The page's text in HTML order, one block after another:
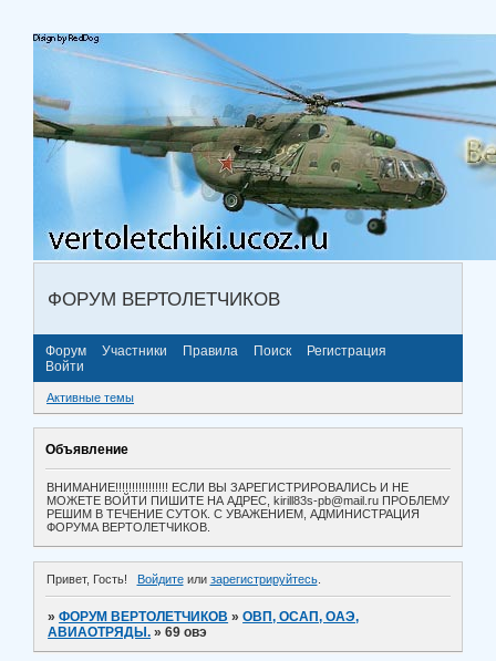
ФОРУМ ВЕРТОЛЕТЧИКОВ
Форум Участники Правила Поиск
Регистрация
Войти
Активные темы
Объявление
ВНИМАНИЕ!!!!!!!!!!!!!!!! ЕСЛИ ВЫ ЗАРЕГИСТРИРОВАЛИСЬ И НЕ
МОЖЕТЕ ВОЙТИ ПИШИТЕ НА АДРЕС, kirill83s-pb@mail.ru ПРОБЛЕМУ
РЕШИМ В ТЕЧЕНИЕ СУТОК. С УВАЖЕНИЕМ, АДМИНИСТРАЦИЯ
ФОРУМА ВЕРТОЛЕТЧИКОВ.
Привет, Гость! Войдитеили зарегистрируйтесь.
»ФОРУМ ВЕРТОЛЕТЧИКОВ »ОВП, ОСАП, ОАЭ,
АВИАОТРЯДЫ. »69 овэ